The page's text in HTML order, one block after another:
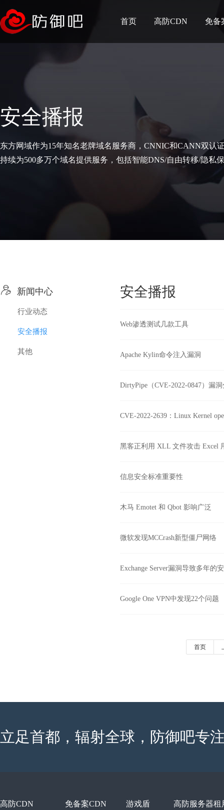
首页 高防CDN 免备
安全播报
东方网域作为15年知名老牌域名服务商，CNNIC和CANN双认
持续为500多万个域名提供服务，包括智能DNS/自由转移/隐私
 新闻中心
行业动态
安全播报
其他
安全播报
Web渗透测试几款工具
Apache Kylin命令注入漏洞
DirtyPipe（CVE-2022-0847）漏
CVE-2022-2639：Linux Kernel
黑客正利用 XLL 文件攻击 Excel
信息安全标准重要性
木马 Emotet 和 Qbot 影响广泛
微软发现MCCrash新型僵尸网络
Exchange Server漏洞导致多年的
Google One VPN中发现22个问题
首页
立足首都，辐射全球，防御吧专
高防CDN 免备案CDN 游戏盾 高防服务器租